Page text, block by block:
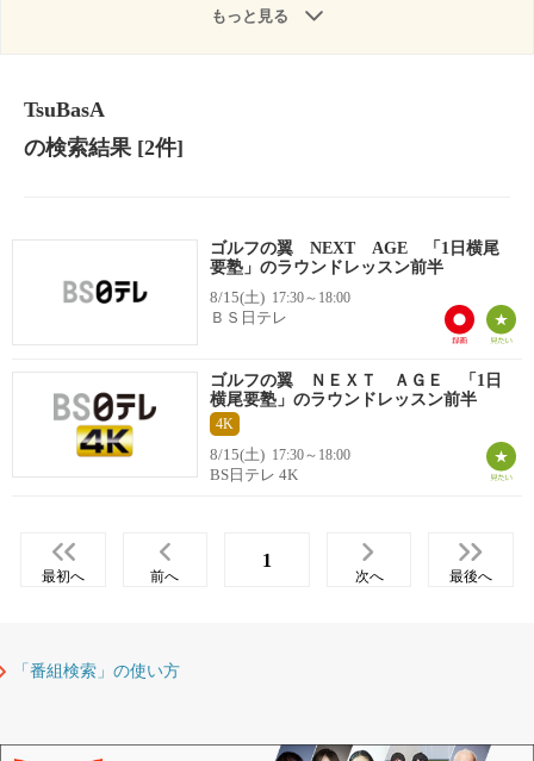
もっと見る
TsuBasA
の検索結果[2件]
ゴルフの翼 NEXT AGE 「1日横尾
要塾」のラウンドレッスン前半
8/15(土) 17:30～18:00
ＢＳ日テレ
ゴルフの翼 ＮＥＸＴ ＡＧＥ 「1日
横尾要塾」のラウンドレッスン前半
4K
8/15(土) 17:30～18:00
BS日テレ 4K
最初へ 前へ
1
次へ 最後へ
「番組検索」の使い方